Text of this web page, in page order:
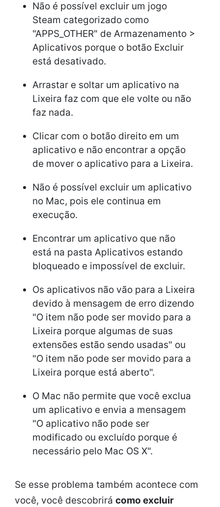
Não é possível excluir um jogo
Steam categorizado como
"APPS_OTHER" de Armazenamento >
Aplicativos porque o botão Excluir
está desativado.
Arrastar e soltar um aplicativo na
Lixeira faz com que ele volte ou não
faz nada.
Clicar com o botão direito em um
aplicativo e não encontrar a opção
de mover o aplicativo para a Lixeira.
Não é possível excluir um aplicativo
no Mac, pois ele continua em
execução.
Encontrar um aplicativo que não
está na pasta Aplicativos estando
bloqueado e impossível de excluir.
Os aplicativos não vão para a Lixeira
devido à mensagem de erro dizendo
"O item não pode ser movido para a
Lixeira porque algumas de suas
extensões estão sendo usadas" ou
"O item não pode ser movido para a
Lixeira porque está aberto".
O Mac não permite que você exclua
um aplicativo e envia a mensagem
"O aplicativo não pode ser
modificado ou excluído porque é
necessário pelo Mac OS X".
Se esse problema também acontece com
você, você descobrirá como excluir